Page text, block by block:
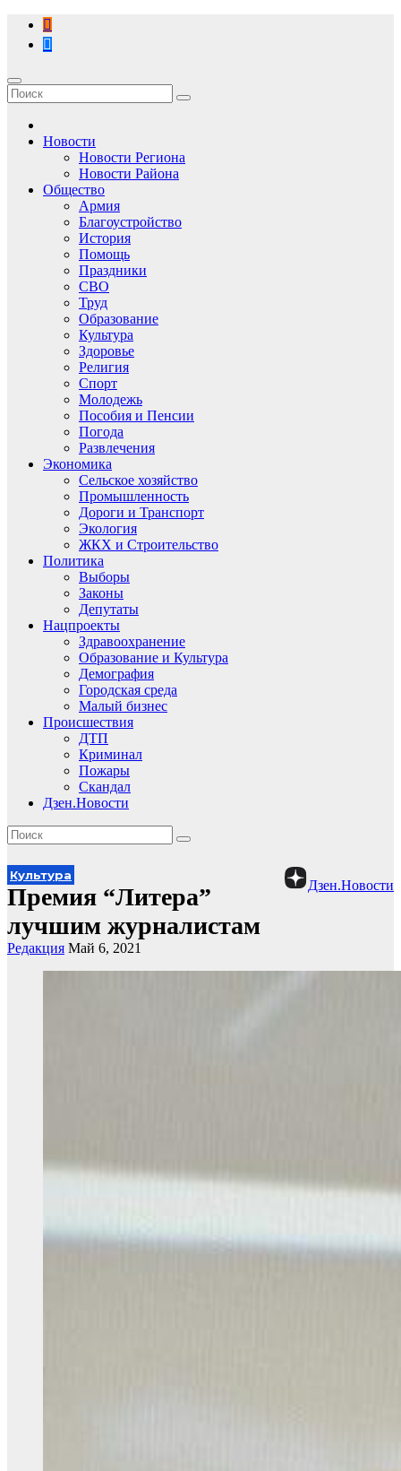
Перейти
содержимому
Новости
Новости Региона
Новости Района
Общество
Армия
Благоустройство
История
Помощь
Праздники
СВО
Труд
Образование
Культура
Здоровье
Религия
Спорт
Молодежь
Пособия и Пенсии
Погода
Развлечения
Экономика
Сельское хозяйство
Промышленность
Дороги и Транспорт
Экология
ЖКХ и Строительство
Политика
Выборы
Законы
Депутаты
Нацпроекты
Здравоохранение
Образование и Культура
Демография
Городская среда
Малый бизнес
Происшествия
ДТП
Криминал
Пожары
Скандал
Дзен.Новости
Дзен.Новости
Культура
Премия “Литера”
лучшим журналистам
Редакция Май 6, 2021